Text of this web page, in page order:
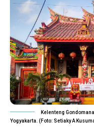
Kelenteng
Yogyakarta. (Foto: Setiaky A